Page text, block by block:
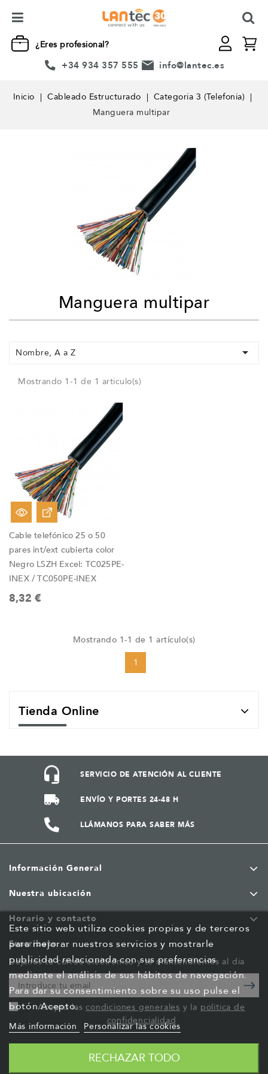
¿Eres profesional?
+34 934 357 555 info@lantec.es
Inicio Cableado Estructurado
Categoría 3 (Telefonía)
Manguera multipar
Manguera multipar
Nombre, A a Z 
Mostrando 1-1 de 1 artículo(s)
Cable telefónico 25 o 50
pares int/ext cubierta color
Negro LSZH Excel: TC025PE-
INEX / TC050PE-INEX
8,32 €
Mostrando 1-1 de 1 artículo(s)
1
Tienda Online
SERVICIO DE ATENCIÓN AL CLIENTE
ENVÍO Y PORTES 24-48 H
LLÁMANOS PARA SABER MÁS
Información General
Nuestra ubicación
Horario y contacto
Suscríbete
Déjanos tu correo electrónico y te mantendremos al dia
Acepto lascondiciones generales y la política de
confidencialidad
Este sitio web utiliza cookies propias y de terceros
para mejorar nuestros servicios y mostrarle
publicidad relacionada con sus preferencias
mediante el análisis de sus hábitos de navegación.
Para dar su consentimiento sobre su uso pulse el
botón Acepto.
Más información Personalizar las cookies
RECHAZAR TODO